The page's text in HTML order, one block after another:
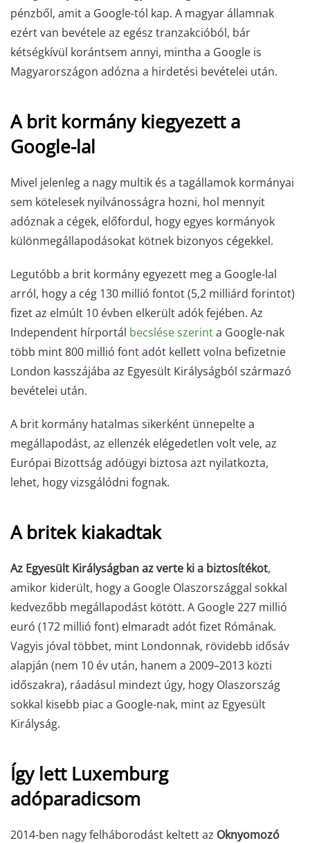
pénzből, amit a Google-tól kap. A magyar államnak
ezért van bevétele az egész tranzakcióból, bár
kétségkívül korántsem annyi, mintha a Google is
Magyarországon adózna a hirdetési bevételei után.
A brit kormány kiegyezett a
Google-lal
Mivel jelenleg a nagy multik és a tagállamok kormányai
sem kötelesek nyilvánosságra hozni, hol mennyit
adóznak a cégek, előfordul, hogy egyes kormányok
különmegállapodásokat kötnek bizonyos cégekkel.
Legutóbb a brit kormány egyezett meg a Google-lal
arról, hogy a cég 130 millió fontot (5,2 milliárd forintot)
fizet az elmúlt 10 évben elkerült adók fejében. Az
Independent hírportál becslése szerinta Google-nak
több mint 800 millió font adót kellett volna befizetnie
London kasszájába az Egyesült Királyságból származó
bevételei után.
A brit kormány hatalmas sikerként ünnepelte a
megállapodást, az ellenzék elégedetlen volt vele, az
Európai Bizottság adóügyi biztosa azt nyilatkozta,
lehet, hogy vizsgálódni fognak.
A britek kiakadtak
Az Egyesült Királyságban az verte ki a biztosítékot,
amikor kiderült, hogy a Google Olaszországgal sokkal
kedvezőbb megállapodást kötött. A Google 227 millió
euró (172 millió font) elmaradt adót fizet Rómának.
Vagyis jóval többet, mint Londonnak, rövidebb idősáv
alapján (nem 10 év után, hanem a 2009–2013 közti
időszakra), ráadásul mindezt úgy, hogy Olaszország
sokkal kisebb piac a Google-nak, mint az Egyesült
Királyság.
Így lett Luxemburg
adóparadicsom
2014-ben nagy felháborodást keltett az Oknyomozó